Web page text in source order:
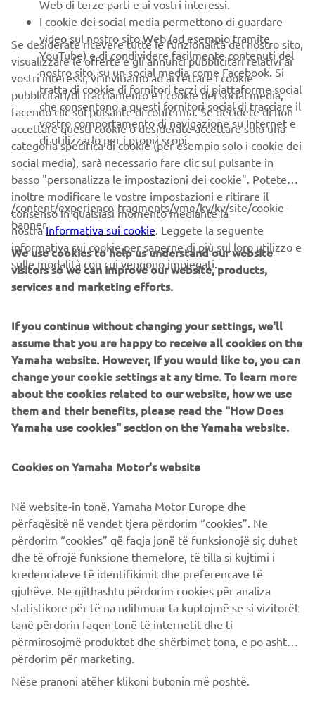
Fumio Ito al GP di Catalina negli Stati Uniti.
1960 - 1969
Fonti e immagini:
Spirit of Challenge - Sixty Years of Racing Success di
Yamaha Motor Co., Ltd.
©Yamaha Motor Europe N.V. / Yamaha Motor Co., Ltd.
pagine web non possono mai essere utilizzate per finalità
autorizzazione scritta di Yamaha Motor Europe N.V. and/or
Yamaha Motor Co., Ltd.
Guida sempre in modo sicuro e rispetta tutte le norme
locali del codice della strada.
Web di terze parti e ai vostri interessi.
I cookie dei social media permettono di guardare
video sul nostro sito Web (ad esempio tramite
YouTube) e di condividere facilmente contenuti del
nostro sito, su un social media come Facebook. Si
tratta di cookie di fornitori terzi di piattaforme social
che consentono a questi fornitori social di tracciare il
vostro comportamento di navigazione su Internet e
di utilizzarlo per i propri scopi.
Se desiderate ricevere tutte le funzionalità del nostro sito,
visualizzare le offerte e gli annunci pubblicitari relativi ai
vostri interessi, vi invitiamo ad accettare i cookie
pubblicitari/di tracciamento e i cookie dei social media,
facendo clic sul pulsante di conferma. Se decidete di non
accettare questi cookie o desiderate accettare solo una
categoria specifica di cookie (per esempio solo i cookie dei
social media), sarà necessario fare clic sul pulsante in
basso "personalizza le impostazioni dei cookie". Potete
inoltre modificare le vostre impostazioni e ritirare il
consenso in qualsiasi momento mediante la
nostraInformativa sui cookie. Leggete la seguente
informativa sui cookie per saperne di più sul loro utilizzo e
sulle modalità con cui vengono impiegati.
/content/experience-fragments/yme/kv/kv/site/cookie-
banner
We use cookies to help us understand our website
visitors so we can improve our website, products,
services and marketing efforts.
If you continue without changing your settings, we'll
assume that you are happy to receive all cookies on the
Yamaha website. However, If you would like to, you can
change your cookie settings at any time. To learn more
about the cookies related to our website, how we use
them and their benefits, please read the "How Does
Yamaha use cookies" section on the Yamaha website.
Cookies on Yamaha Motor's website
Në website-in tonë, Yamaha Motor Europe dhe
përfaqësitë në vendet tjera përdorim “cookies”. Ne
përdorim “cookies” që faqja jonë të funksionojë siç duhet
dhe të ofrojë funksione themelore, të tilla si kujtimi i
kredencialeve të identifikimit dhe preferencave të
gjuhëve. Ne gjithashtu përdorim cookies për analiza
statistikore për të na ndihmuar ta kuptojmë se si vizitorët
tanë përdorin faqen tonë të internetit dhe ti
përmirosojmë produktet dhe shërbimet tona, e po ashtu ti
përdorim për marketing.
Nëse pranoni atëher klikoni butonin më poshtë.